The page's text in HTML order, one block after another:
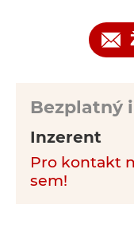
Bezplatný
Inzerent
Pro kontakt
sem!